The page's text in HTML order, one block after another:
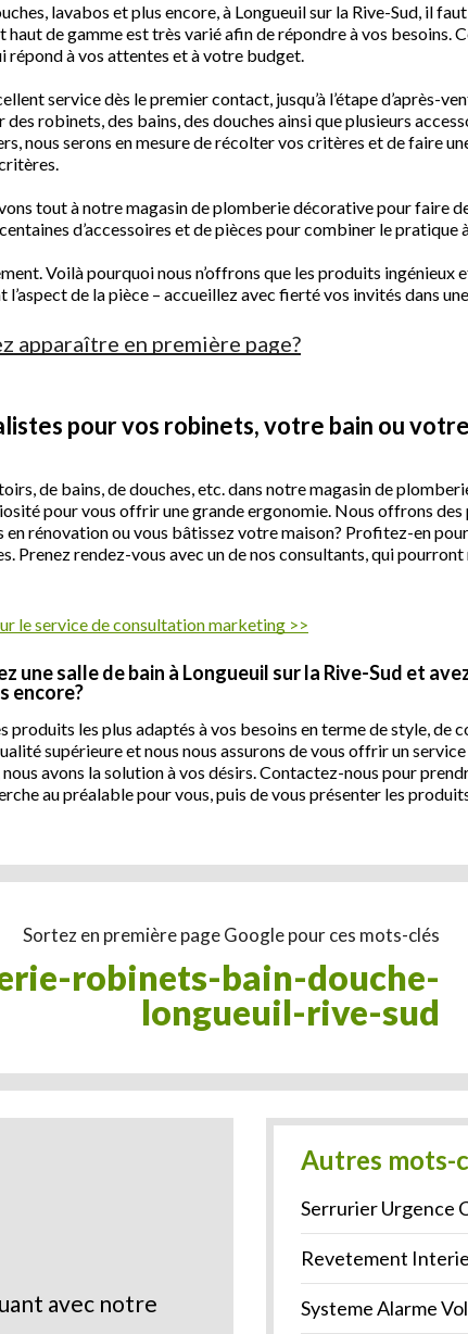
lavabos et plus encore, à Longueuil sur la Rive-Sud, il
de gamme est très varié afin de répondre à vos besoins.
répond à vos attentes et à votre budget.
service dès le premier contact, jusqu’à l’étape d’après-
robinets, des bains, des douches ainsi que plusieurs
nous serons en mesure de récolter vos critères et de faire
tout à notre magasin de plomberie décorative pour faire
d’accessoires et de pièces pour combiner le pratique à
Voilà pourquoi nous n’offrons que les produits
de la pièce – accueillez avec fierté vos invités dans
apparaître en première page?
pour vos robinets, votre bain ou
de bains, de douches, etc. dans notre magasin de
pour vous offrir une grande ergonomie. Nous offrons
en rénovation ou vous bâtissez votre maison? Profitez-en
Prenez rendez-vous avec un de nos consultants, qui
le service de consultation marketing >>
une salle de bain à Longueuil sur la Rive-Sud et
encore?
produits les plus adaptés à vos besoins en terme de style,
supérieure et nous nous assurons de vous offrir un
avons la solution à vos désirs. Contactez-nous pour
au préalable pour vous, puis de vous présenter les
Sortez en première page Google pour ces mots-clés
longueuil-rive-sud
avec notre
Autres mots-
Serrurier Urgence
Revetement
Systeme Alarme